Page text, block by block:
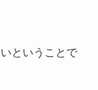
ということで